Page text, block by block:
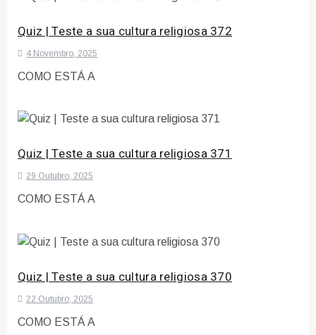
Quiz | Teste a sua cultura religiosa 372
4 Novembro, 2025
COMO ESTÁ A
Quiz | Teste a sua cultura religiosa 371
29 Outubro, 2025
COMO ESTÁ A
Quiz | Teste a sua cultura religiosa 370
22 Outubro, 2025
COMO ESTÁ A